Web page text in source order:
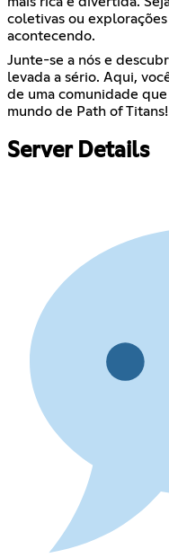
coletivas ou
acontecendo.
Junte-se a nós e
levada a sério. Aqui,
de uma comunidade
mundo de Path of Titans!
Server Details